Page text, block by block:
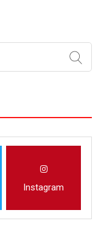
Instagram